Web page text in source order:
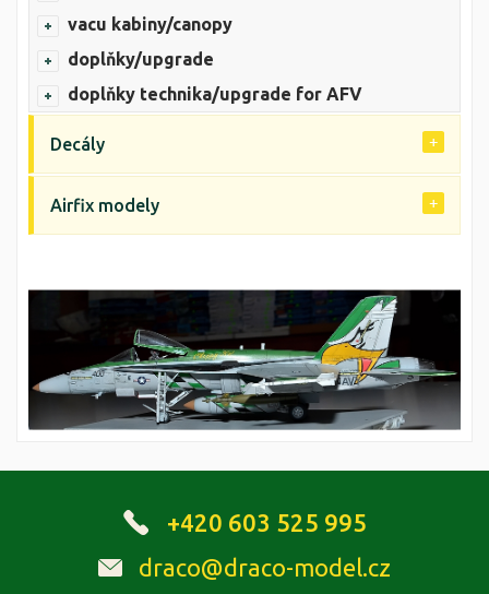
vacu kabiny/canopy
doplňky/upgrade
doplňky technika/upgrade for AFV
Decály
Airfix modely
+420 603 525 995
draco@draco-model.cz